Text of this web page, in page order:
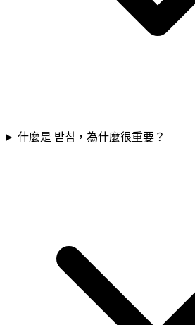
什麼是 받침，為什麼很重要？